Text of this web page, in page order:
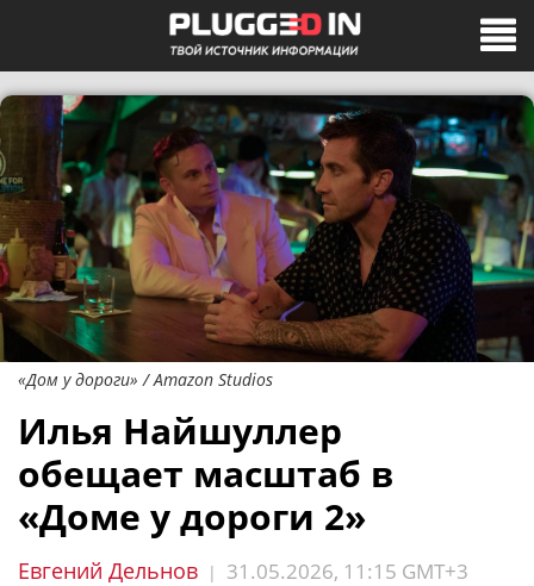
«Дом у дороги» / Amazon Studios
Илья Найшуллер
обещает масштаб в
«Доме у дороги 2»
Евгений Дельнов | 31.05.2026, 11:15 GMT+3